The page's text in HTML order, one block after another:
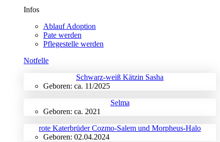
Infos
Ablauf Adoption
Pate werden
Pflegestelle werden
Notfelle
Schwarz-weiß Kätzin Sasha
Geboren: ca. 11/2025
Selma
Geboren: ca. 2021
rote Katerbrüder Cozmo-Salem und Morpheus-Halo
Geboren: 02.04.2024